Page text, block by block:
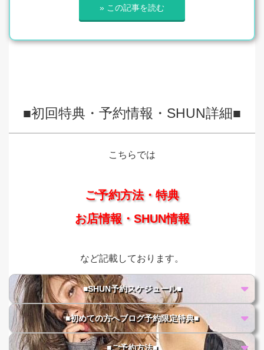
» この記事を読む
■初回特典・予約情報・SHUN詳細■
こちらでは
ご予約方法・特典
お店情報・SHUN情報
など記載しております。
■SHUN予約スケジュール■
■初めての方へブログ予約限定特典■
■ご予約方法■